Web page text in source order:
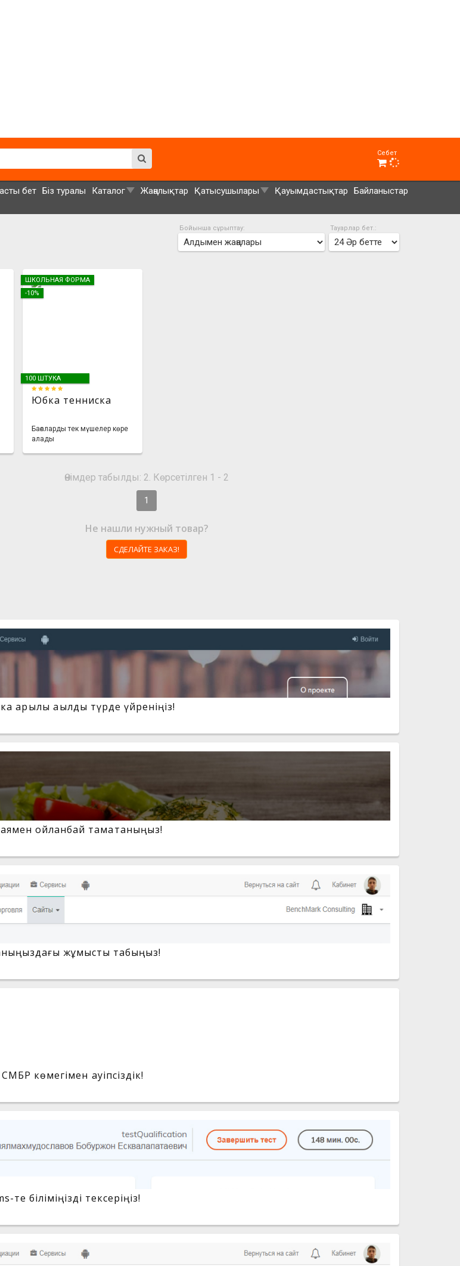
Себет
бет Біз туралы Каталог Жаңалықтар Қатысушылары Қауымдастықтар Байланыстар
Бойынша сұрыптау: Тауарлар бет.:
ШКОЛЬНАЯ ФОРМА
-10%
100 ШТУКА
Юбка тенниска
Бағаларды тек мүшелер көре
алады
Өнімдер табылды: 2. Көрсетілген 1 - 2
1
Не нашли нужный товар?
СДЕЛАЙТЕ ЗАКАЗ!
арқылы ақылды түрде үйреніңіз!
ойланбай тамақтаныңыз!
жұмысты табыңыз!
көмегімен қауіпсіздік!
те біліміңізді тексеріңіз!